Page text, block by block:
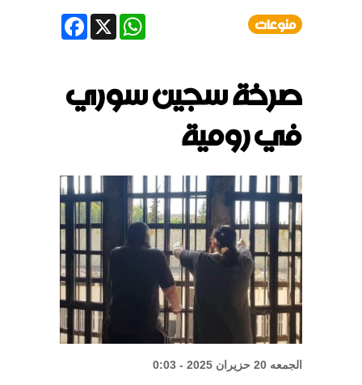
انفجار جرمانا يحصد قتلى وجرحى
درعها الصاروخية
ترامب: الحرب مع إيران ستنتهي قريباً
الدولة
واشنطن: المحادثات بين لبنان
وإسرائيل إيجابية
منوعات Facebook X
WhatsApp
صرخة سجين سوري
في رومية
الجمعه 20 حزيران 2025 - 0:03